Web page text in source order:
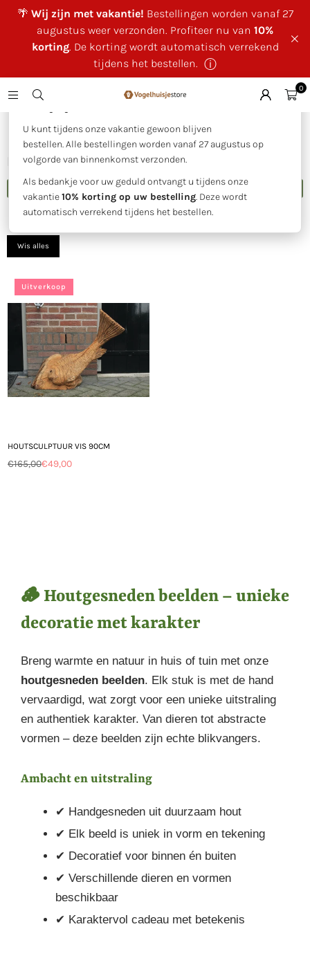
🌴 Wij zijn met vakantie! Bestellingen worden vanaf 27
augustus weer verzonden. Profiteer nu van 10%
korting. De korting wordt automatisch verrekend
tijdens het bestellen. ⓘ
×
U kunt tijdens onze vakantie gewoon blijven
bestellen. Alle bestellingen worden vanaf 27 augustus op
volgorde van binnenkomst verzonden.
Als bedankje voor uw geduld ontvangt u tijdens onze
vakantie10% korting op uw bestelling. Deze wordt
automatisch verrekend tijdens het bestellen.
0
Huis | Houtgesneden beelden
HOUTGESNEDEN BEELDEN
FILTER
Sorteer
Wis alles
Uitverkoop
HOUTSCULPTUUR VIS 90CM
Normale
€165,00€49,00
🪵 Houtgesneden beelden – unieke
decoratie met karakter
Breng warmte en natuur in huis of tuin met onze
houtgesneden beelden. Elk stuk is met de hand
vervaardigd, wat zorgt voor een unieke uitstraling
en authentiek karakter. Van dieren tot abstracte
vormen – deze beelden zijn echte blikvangers.
Ambacht en uitstraling
✔ Handgesneden uit duurzaam hout
✔ Elk beeld is uniek in vorm en tekening
✔ Decoratief voor binnen én buiten
✔ Verschillende dieren en vormen
beschikbaar
✔ Karaktervol cadeau met betekenis